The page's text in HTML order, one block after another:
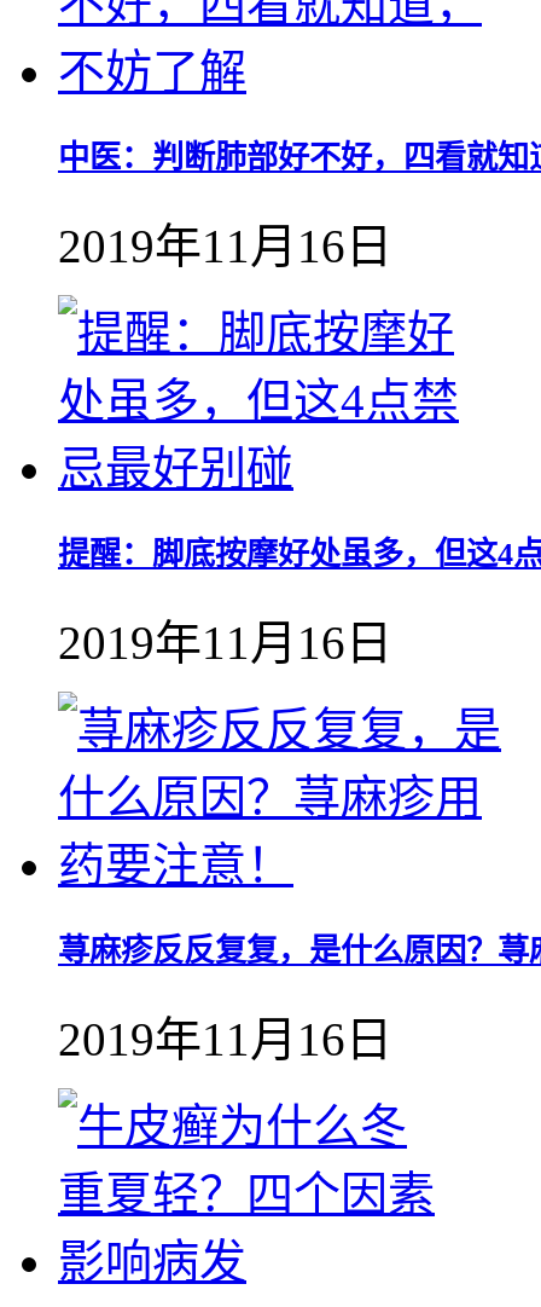
中医：判断肺部好不好，四看就知
2019年11月16日
提醒：脚底按摩好处虽多，但这4
2019年11月16日
荨麻疹反反复复，是什么原因？
2019年11月16日